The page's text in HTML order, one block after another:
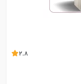
2.8